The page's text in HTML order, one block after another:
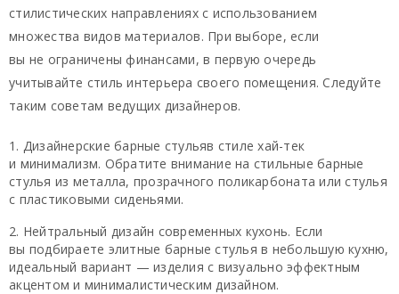
стилистических направлениях с использованием
множества видов материалов. При выборе, если
вы не ограничены финансами, в первую очередь
учитывайте стиль интерьера своего помещения. Следуйте
таким советам ведущих дизайнеров.
Дизайнерские барные стульяв стиле хай-тек
и минимализм. Обратите внимание на стильные барные
стулья из металла, прозрачного поликарбоната или стулья
с пластиковыми сиденьями.
Нейтральный дизайн современных кухонь. Если
вы подбираете элитные барные стулья в небольшую кухню,
идеальный вариант — изделия с визуально эффектным
акцентом и минималистическим дизайном.